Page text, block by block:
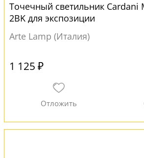
Точечный светильник Cardani
2BK для экспозиции
Arte Lamp (Италия)
1 125 ₽